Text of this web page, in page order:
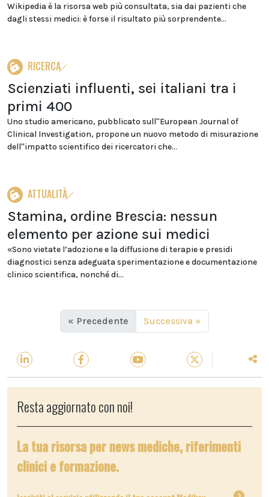
Wikipedia è la risorsa web più consultata, sia dai pazienti che
dagli stessi medici: è forse il risultato più sorprendente...
RICERCA
Scienziati influenti, sei italiani tra i
primi 400
Uno studio americano, pubblicato sull''European Journal of
Clinical Investigation, propone un nuovo metodo di misurazione
dell''impatto scientifico dei ricercatori che...
ATTUALITÀ
Stamina, ordine Brescia: nessun
elemento per azione sui medici
«Sono vietate l’adozione e la diffusione di terapie e presidi
diagnostici senza adeguata sperimentazione e documentazione
clinico scientifica, nonché di...
« Precedente Successiva »
Resta aggiornato con noi!
La tua risorsa per news mediche, riferimenti
clinici e formazione.